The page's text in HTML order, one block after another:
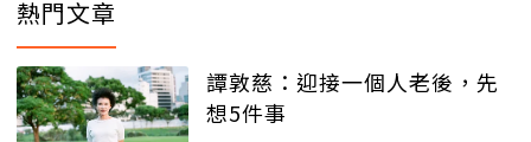
熱門文章
譚敦慈：迎接一個人老後，先
想5件事